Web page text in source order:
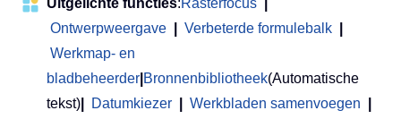
Ontwerpweergave
Verbeterde formulebalk
Werkmap- en
bladbeheerder Bronnenbibliotheek(Automatische
tekst)
Datumkiezer Werkbladen samenvoegen